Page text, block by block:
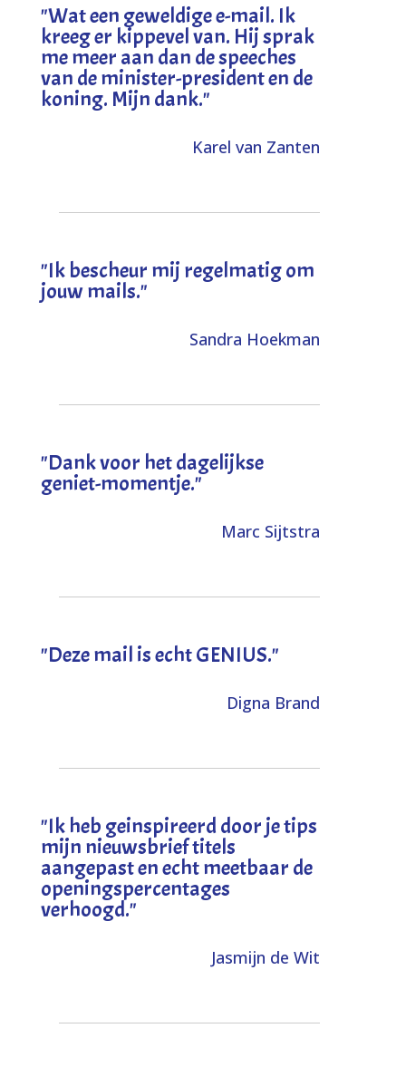
"Wat een geweldige e-mail. Ik
kreeg er kippevel van. Hij sprak
me meer aan dan de speeches
van de minister-president en de
koning. Mijn dank."
Karel van Zanten
"Ik bescheur mij regelmatig om
jouw mails."
Sandra Hoekman
"Dank voor het dagelijkse
geniet-momentje."
Marc Sijtstra
"Deze mail is echt GENIUS."
Digna Brand
"Ik heb geinspireerd door je tips
mijn nieuwsbrief titels
aangepast en echt meetbaar de
openingspercentages
verhoogd."
Jasmijn de Wit